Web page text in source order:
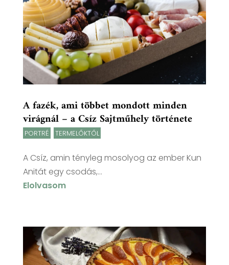
A fazék, ami többet mondott minden
virágnál – a Csíz Sajtműhely története
PORTRÉ TERMELŐKTŐL
A Csíz, amin tényleg mosolyog az ember Kun
Anitát egy csodás,...
Elolvasom